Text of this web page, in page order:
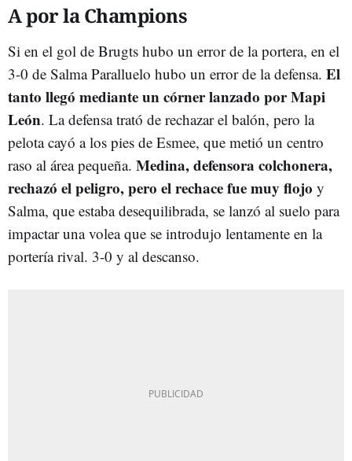
A por la Champions
Si en el gol de Brugts hubo un error de la portera, en el
3-0 de Salma Paralluelo hubo un error de la defensa. El
tanto llegó mediante un córner lanzado por Mapi
León. La defensa trató de rechazar el balón, pero la
pelota cayó a los pies de Esmee, que metió un centro
raso al área pequeña. Medina, defensora colchonera,
rechazó el peligro, pero el rechace fue muy flojo y
Salma, que estaba desequilibrada, se lanzó al suelo para
impactar una volea que se introdujo lentamente en la
portería rival. 3-0 y al descanso.